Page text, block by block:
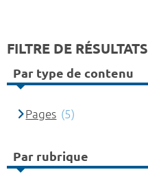
FILTRE DE RÉSULTATS
Par type de contenu
Pages (5)
Par rubrique